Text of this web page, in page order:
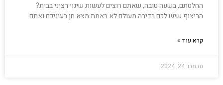
החלטתם, בשעה טובה, שאתם רוצים לעשות שינוי רציני בבית?
הריצוף שיש לכם בדירה מעולם לא באמת מצא חן בעיניכם ואתם
קרא עוד »
נובמבר 24, 2024